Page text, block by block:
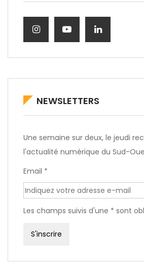
NEWSLETTERS
Une semaine sur deux, le jeudi
l'actualité numérique du Sud-
Email *
Les champs suivis d'une * sont